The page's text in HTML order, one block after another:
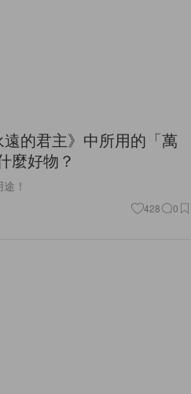
的君主》中所用的「萬
麼好物？
！
428 0